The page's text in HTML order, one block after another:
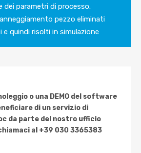
dei parametri di processo.
pezzo eliminati
e quindi risolti in simulazione
o una DEMO del software
di un servizio di
da parte del nostro ufficio
al +39 030 3365383